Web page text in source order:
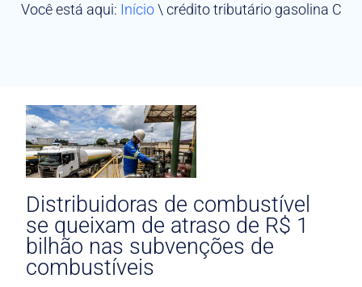
Você está aqui: Início\ crédito tributário gasolina C
Distribuidoras de combustível
se queixam de atraso de R$ 1
bilhão nas subvenções de
combustíveis